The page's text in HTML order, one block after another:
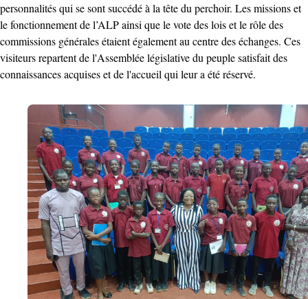
personnalités qui se sont succédé à la tête du perchoir. ‎Les missions et
le fonctionnement de l’ALP ainsi que le vote des lois et le rôle des
commissions générales étaient également au centre des échanges. ‎Ces
visiteurs repartent de l'Assemblée législative du peuple satisfait des
connaissances acquises et de l'accueil qui leur a été réservé.